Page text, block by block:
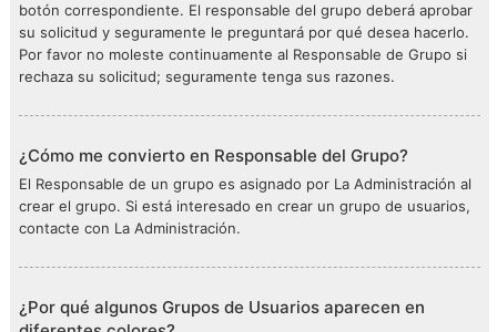
botón correspondiente. El responsable del grupo deberá aprobar
su solicitud y seguramente le preguntará por qué desea hacerlo.
Por favor no moleste continuamente al Responsable de Grupo si
rechaza su solicitud; seguramente tenga sus razones.
¿Cómo me convierto en Responsable del Grupo?
El Responsable de un grupo es asignado por La Administración al
crear el grupo. Si está interesado en crear un grupo de usuarios,
contacte con La Administración.
¿Por qué algunos Grupos de Usuarios aparecen en